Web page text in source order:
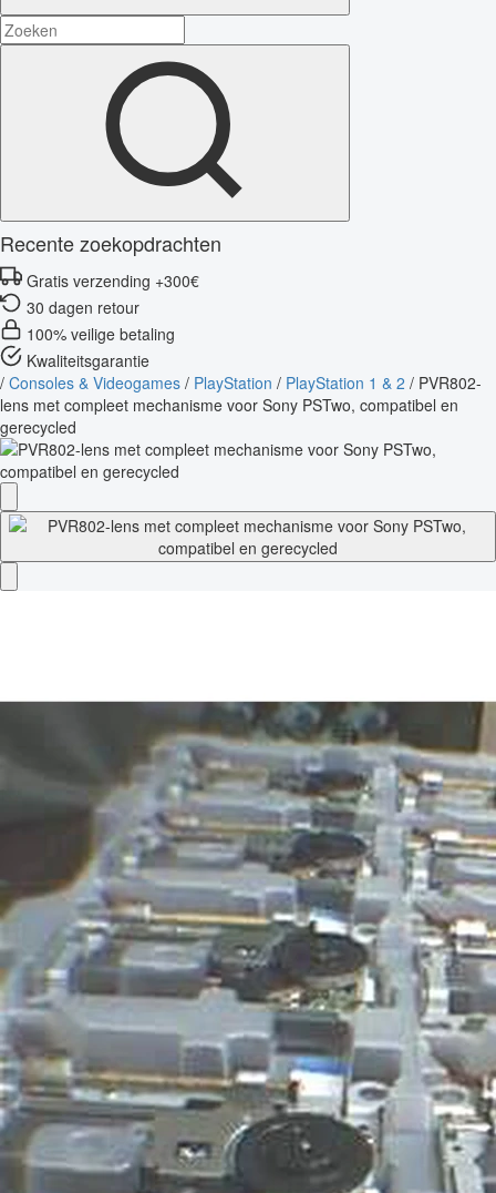
Recente zoekopdrachten
Gratis verzending +300€
30 dagen retour
100% veilige betaling
Kwaliteitsgarantie
/ Consoles & Videogames / PlayStation / PlayStation 1 & 2 / PVR802-
lens met compleet mechanisme voor Sony PSTwo, compatibel en
gerecycled